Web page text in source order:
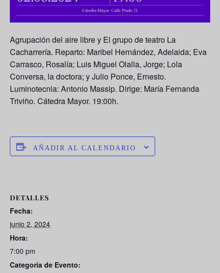
Agrupación del aire libre y El grupo de teatro La
Cacharrería. Reparto: Maribel Hernández, Adelaida; Eva
Carrasco, Rosalía; Luis Miguel Olalla, Jorge; Lola
Conversa, la doctora; y Julio Ponce, Ernesto.
Luminotecnia: Antonio Massip. Dirige: María Fernanda
Triviño. Cátedra Mayor. 19:00h.
AÑADIR AL CALENDARIO
DETALLES
Fecha:
junio 2, 2024
Hora:
7:00 pm
Categoría de Evento: